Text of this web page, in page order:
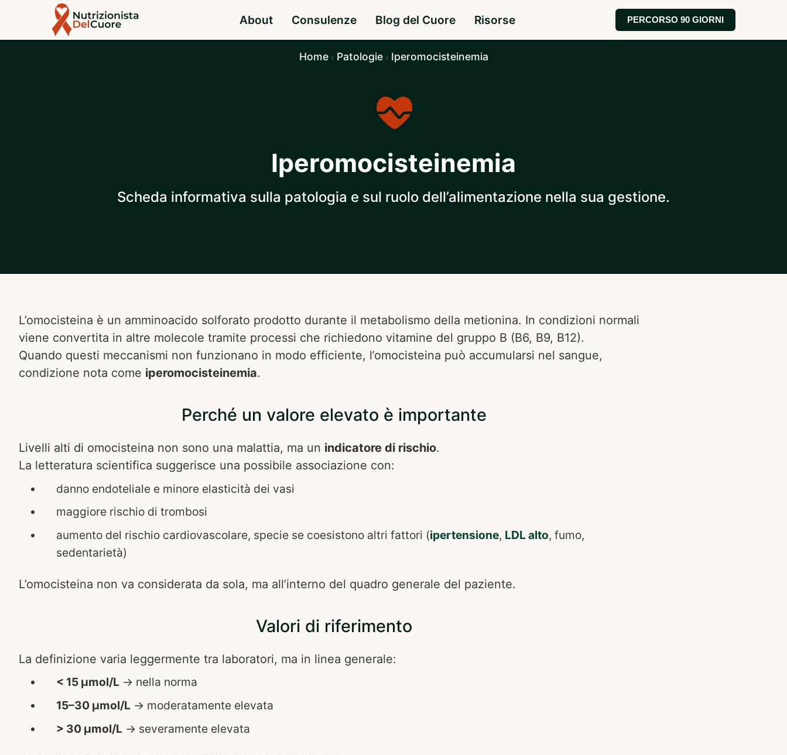
About Consulenze Blog del Cuore Risorse PERCORSO 90 GIORNI
Home› Patologie› Iperomocisteinemia
Iperomocisteinemia
Scheda informativa sulla patologia e sul ruolo dell’alimentazione nella sua gestione.
L’omocisteina è un amminoacido solforato prodotto durante il metabolismo della metionina. In condizioni normali
viene convertita in altre molecole tramite processi che richiedono vitamine del gruppo B (B6, B9, B12).
Quando questi meccanismi non funzionano in modo efficiente, l’omocisteina può accumularsi nel sangue,
condizione nota come iperomocisteinemia.
Perché un valore elevato è importante
Livelli alti di omocisteina non sono una malattia, ma un indicatore di rischio.
La letteratura scientifica suggerisce una possibile associazione con:
danno endoteliale e minore elasticità dei vasi
maggiore rischio di trombosi
aumento del rischio cardiovascolare, specie se coesistono altri fattori (ipertensione, LDL alto, fumo,
sedentarietà)
L’omocisteina non va considerata da sola, ma all’interno del quadro generale del paziente.
Valori di riferimento
La definizione varia leggermente tra laboratori, ma in linea generale:
< 15 µmol/L → nella norma
15–30 µmol/L → moderatamente elevata
> 30 µmol/L → severamente elevata